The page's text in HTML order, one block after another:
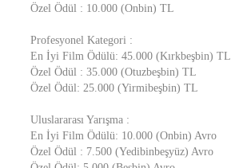
Özel Ödül : 10.000 (Onbin) TL
Profesyonel Kategori :
En İyi Film Ödülü: 45.000 (Kırkbeşbin) TL
Özel Ödül : 35.000 (Otuzbeşbin) TL
Özel Ödül: 25.000 (Yirmibeşbin) TL
Uluslararası Yarışma :
En İyi Film Ödülü: 10.000 (Onbin) Avro
Özel Ödül : 7.500 (Yedibinbeşyüz) Avro